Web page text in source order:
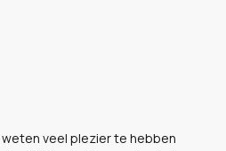
veel plezier te hebben